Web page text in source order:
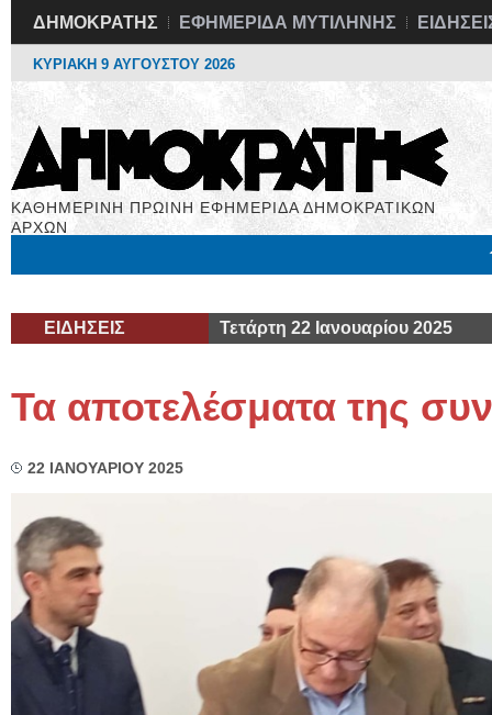
ΔΗΜΟΚΡΑΤΗΣ ΕΦΗΜΕΡΙΔΑ ΜΥΤΙΛΗΝΗΣ
ΚΥΡΙΑΚΗ 9 ΑΥΓΟΥΣΤΟΥ 2026
ΚΑΘΗΜΕΡΙΝΗ ΠΡΩΙΝΗ ΕΦΗΜΕΡΙΔΑ ΔΗΜΟΚΡΑΤΙΚΩΝ
ΑΡΧΩΝ
ΕΙΔΗΣΕΙΣ Τετάρτη 22 Ιανουαρίου 2025
Τα αποτελέσματα της
22 ΙΑΝΟΥΑΡΙΟΥ 2025